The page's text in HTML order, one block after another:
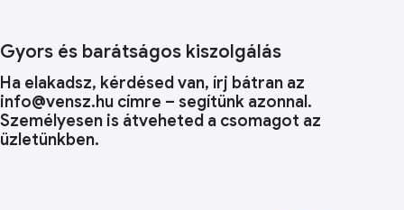
Gyors és barátságos kiszolgálás
Ha elakadsz, kérdésed van, írj bátran az
info@vensz.hu címre – segítünk azonnal.
Személyesen is átveheted a csomagot az
üzletünkben.